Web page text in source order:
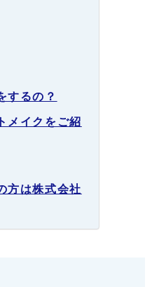
するの？
メイクをご紹
方は株式会社